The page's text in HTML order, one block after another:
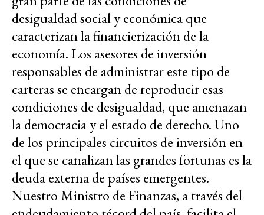
desigualdad social y económica que
caracterizan la financierización de la
economía. Los asesores de inversión
responsables de administrar este tipo de
carteras se encargan de reproducir esas
condiciones de desigualdad, que amenazan
la democracia y el estado de derecho. Uno
de los principales circuitos de inversión en
el que se canalizan las grandes fortunas es la
deuda externa de países emergentes.
Nuestro Ministro de Finanzas, a través del